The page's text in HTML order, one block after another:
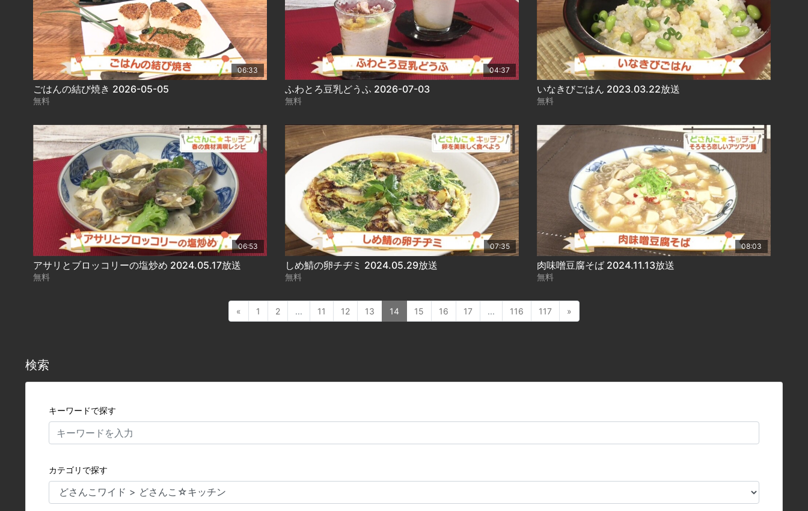
06:33
ごはんの結び焼き 2026-05-05
無料
04:37
ふわとろ豆乳どうふ 2026-07-03
無料
いなきびごはん 2023.03.22放送
無料
06:53
アサリとブロッコリーの塩炒め 2024.05.17放送
無料
07:35
しめ鯖の卵チヂミ 2024.05.29放送
無料
08:03
肉味噌豆腐そば 2024.11.13放送
無料
« 1 2 ... 11 12 13 14 15 16 17 ... 116 117 »
検索
キーワードで探す
カテゴリで探す